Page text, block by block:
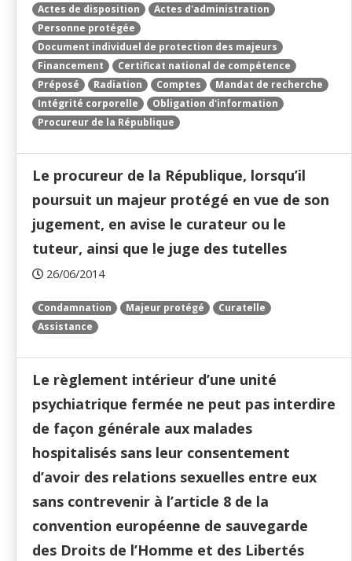
Actes de disposition
Actes d'administration
Personne protégée
Document individuel de protection des majeurs
Financement
Certificat national de compétence
Préposé
Radiation Comptes
Mandat de recherche
Intégrité corporelle
Obligation d'information
Procureur de la République
Le procureur de la République, lorsqu’il
poursuit un majeur protégé en vue de son
jugement, en avise le curateur ou le
tuteur, ainsi que le juge des tutelles
26/06/2014
Condamnation Majeur protégé
Curatelle
Assistance
Le règlement intérieur d’une unité
psychiatrique fermée ne peut pas interdire
de façon générale aux malades
hospitalisés sans leur consentement
d’avoir des relations sexuelles entre eux
sans contrevenir à l’article 8 de la
convention européenne de sauvegarde
des Droits de l’Homme et des Libertés